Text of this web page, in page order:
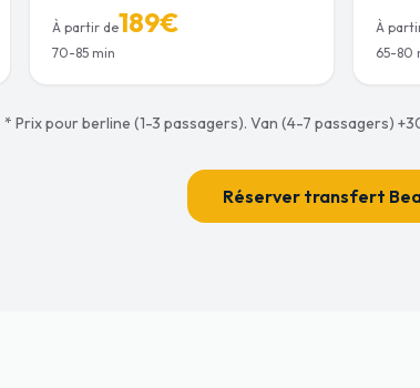
À partir de189€
70-85 min
À
65-80
* Prix pour berline (1-3 passagers). Van (4-7 passagers)
Réserver transfert